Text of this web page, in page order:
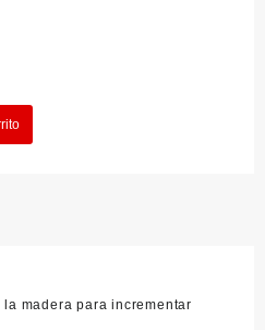
la madera para incrementar